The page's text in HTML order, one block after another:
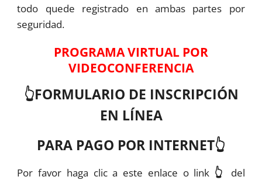
todo quede registrado en ambas partes por
seguridad.
PROGRAMA VIRTUAL POR
VIDEOCONFERENCIA
👆FORMULARIO DE INSCRIPCIÓN
EN LÍNEA
PARA PAGO POR INTERNET👆
Por favor haga clic a este enlace o link 👆 del